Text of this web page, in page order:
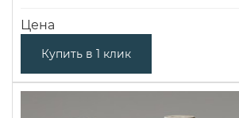
Цена
Купить в 1 клик